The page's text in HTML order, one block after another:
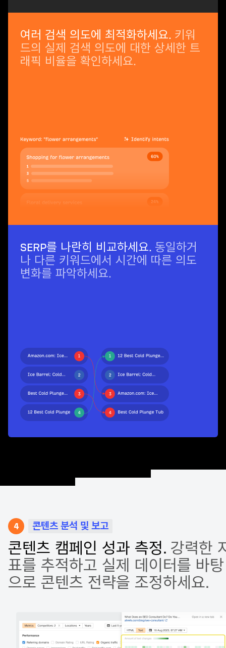
여러 검색 의도에 최적화하세요. 키워
드의 실제 검색 의도에 대한 상세한 트
래픽 비율을 확인하세요.
SERP를 나란히 비교하세요. 동일하거
나 다른 키워드에서 시간에 따른 의도
변화를 파악하세요.
4 콘텐츠 분석 및 보고
콘텐츠 캠페인 성과 측정. 강력한
표를 추적하고 실제 데이터를 바탕
으로 콘텐츠 전략을 조정하세요.